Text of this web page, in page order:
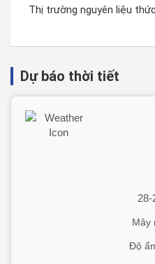
Thị trường nguyên liệu
Dự báo thời tiết
28-
Mây
Độ